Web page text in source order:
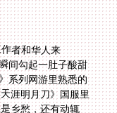
者和华人来
起一肚子酸甜
网游里熟悉的
月刀》国服里
愁，还有动辄
作回放，团战
和复杂的国际
道墙并非不可
，就是你的最
找到那把打开